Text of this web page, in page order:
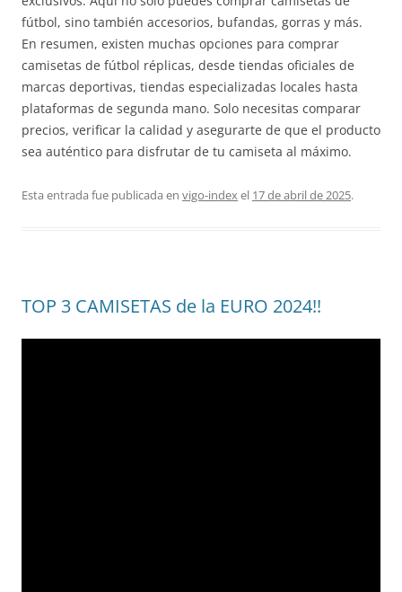
fútbol, sino también accesorios, bufandas, gorras y más.
En resumen, existen muchas opciones para comprar
camisetas de fútbol réplicas, desde tiendas oficiales de
marcas deportivas, tiendas especializadas locales hasta
plataformas de segunda mano. Solo necesitas comparar
precios, verificar la calidad y asegurarte de que el producto
sea auténtico para disfrutar de tu camiseta al máximo.
Esta entrada fue publicada en vigo-indexel 17 de abril de 2025.
TOP 3 CAMISETAS de la EURO 2024!!